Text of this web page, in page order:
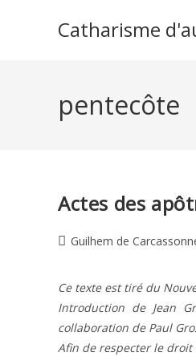
Catharisme
pentecôte
Actes des
Auteur/autrice
publication :
Guilhem de
Ce texte est tiré du
Introduction de Jean
collaboration de Paul
Afin de respecter le droit